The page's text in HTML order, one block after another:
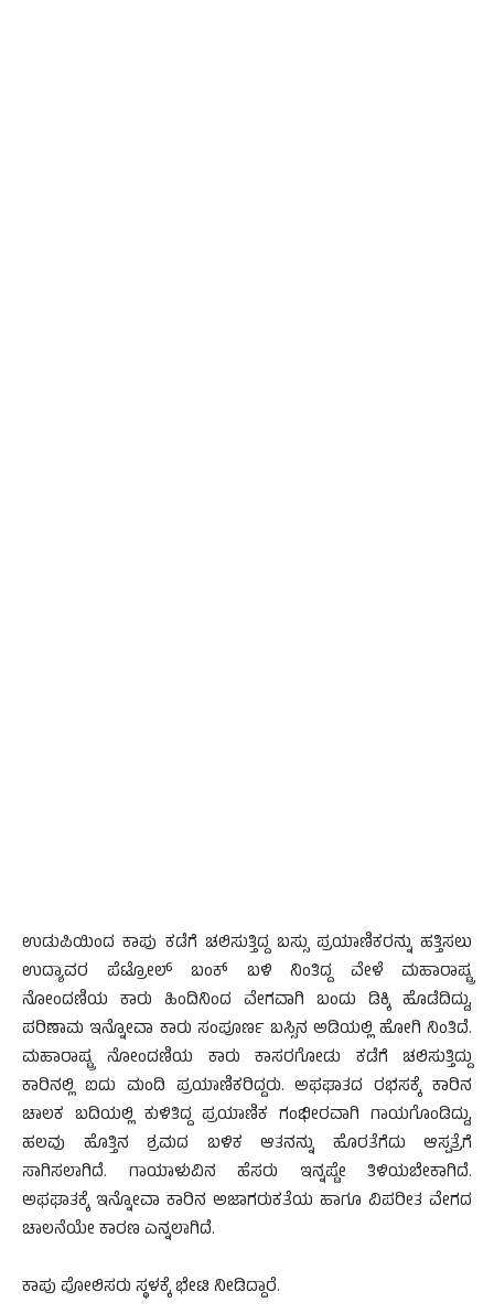
ಉಡುಪಿಯಿಂದ ಕಾಪು ಕಡೆಗೆ ಚಲಿಸುತ್ತಿದ್ದ ಬಸ್ಸು ಪ್ರಯಾಣಿಕರನ್ನು ಹತ್ತಿಸಲು
ಉದ್ಯಾವರ ಪೆಟ್ರೋಲ್ ಬಂಕ್ ಬಳಿ ನಿಂತಿದ್ದ ವೇಳೆ ಮಹಾರಾಷ್ಟ್ರ
ನೋಂದಣಿಯ ಕಾರು ಹಿಂದಿನಿಂದ ವೇಗವಾಗಿ ಬಂದು ಡಿಕ್ಕಿ ಹೊಡೆದಿದ್ದು,
ಪರಿಣಾಮ ಇನ್ನೋವಾ ಕಾರು ಸಂಪೂರ್ಣ ಬಸ್ಸಿನ ಅಡಿಯಲ್ಲಿ ಹೋಗಿ ನಿಂತಿದೆ.
ಮಹಾರಾಷ್ಟ್ರ ನೋಂದಣಿಯ ಕಾರು ಕಾಸರಗೋಡು ಕಡೆಗೆ ಚಲಿಸುತ್ತಿದ್ದು
ಕಾರಿನಲ್ಲಿ ಐದು ಮಂದಿ ಪ್ರಯಾಣಿಕರಿದ್ದರು. ಅಫಘಾತದ ರಭಸಕ್ಕೆ ಕಾರಿನ
ಚಾಲಕ ಬದಿಯಲ್ಲಿ ಕುಳಿತಿದ್ದ ಪ್ರಯಾಣಿಕ ಗಂಭೀರವಾಗಿ ಗಾಯಗೊಂಡಿದ್ದು,
ಹಲವು ಹೊತ್ತಿನ ಶ್ರಮದ ಬಳಿಕ ಆತನನ್ನು ಹೊರತೆಗೆದು ಆಸ್ಪತ್ರೆಗೆ
ಸಾಗಿಸಲಾಗಿದೆ. ಗಾಯಾಳುವಿನ ಹೆಸರು ಇನ್ನಷ್ಟೇ ತಿಳಿಯಬೇಕಾಗಿದೆ.
ಅಫಘಾತಕ್ಕೆ ಇನ್ನೋವಾ ಕಾರಿನ ಅಜಾಗರುಕತೆಯ ಹಾಗೂ ವಿಪರೀತ ವೇಗದ
ಚಾಲನೆಯೇ ಕಾರಣ ಎನ್ನಲಾಗಿದೆ.
ಕಾಪು ಪೋಲಿಸರು ಸ್ಥಳಕ್ಕೆ ಭೇಟಿ ನೀಡಿದ್ದಾರೆ.